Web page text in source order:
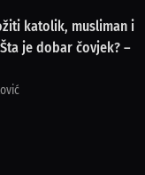
katolik, musliman i
je dobar čovjek? –